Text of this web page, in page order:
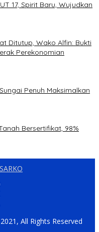
17, Spirit Baru, Wujudkan
Ditutup, Wako Alfin: Bukti
Perekonomian
Penuh Maksimalkan
Bersertifikat, 98%
All Rights Reserved